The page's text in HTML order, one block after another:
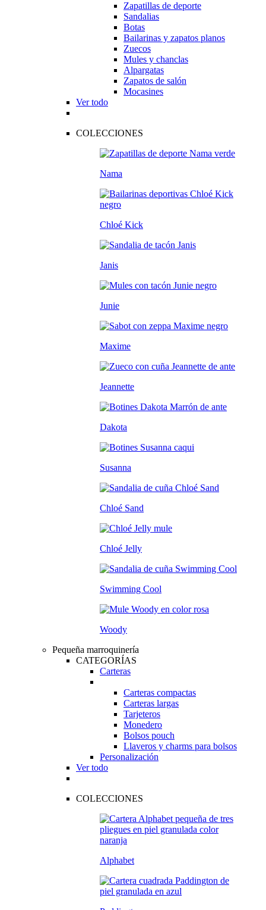
Zapatillas de deporte
Sandalias
Botas
Bailarinas y zapatos planos
Zuecos
Mules y chanclas
Alpargatas
Zapatos de salón
Mocasines
Ver todo
COLECCIONES
Nama
Chloé Kick
Janis
Junie
Maxime
Jeannette
Dakota
Susanna
Chloé Sand
Chloé Jelly
Swimming Cool
Woody
Pequeña marroquinería
CATEGORÍAS
Carteras
Carteras compactas
Carteras largas
Tarjeteros
Monedero
Bolsos pouch
Llaveros y charms para bolsos
Personalización
Ver todo
COLECCIONES
Alphabet